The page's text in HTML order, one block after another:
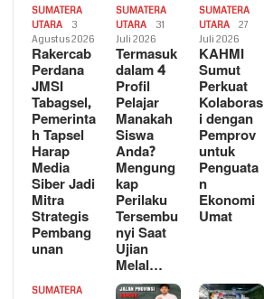
SUMATERA
UTARA
3
Agustus 2026
Rakercab
Perdana
JMSI
Tabagsel,
Pemerinta
h Tapsel
Harap
Media
Siber Jadi
Mitra
Strategis
Pembang
unan
SUMATERA
UTARA
31
Juli 2026
Termasuk
dalam 4
Profil
Pelajar
Manakah
Siswa
Anda?
Mengung
kap
Perilaku
Tersembu
nyi Saat
Ujian
Melal…
SUMATERA
UTARA
27
Juli 2026
KAHMI
Sumut
Perkuat
Kolaboras
i dengan
Pemprov
untuk
Penguata
n
Ekonomi
Umat
SUMATERA